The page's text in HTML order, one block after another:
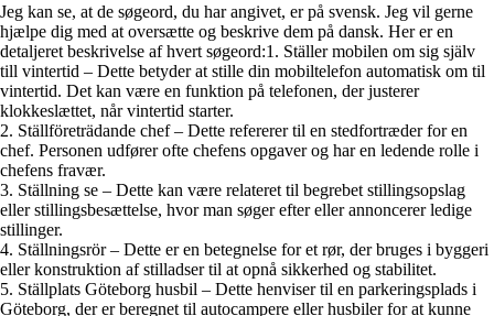
Jeg kan se, at de søgeord, du har angivet, er på svensk. Jeg vil gerne
hjælpe dig med at oversætte og beskrive dem på dansk. Her er en
detaljeret beskrivelse af hvert søgeord:1. Ställer mobilen om sig själv
till vintertid – Dette betyder at stille din mobiltelefon automatisk om til
vintertid. Det kan være en funktion på telefonen, der justerer
klokkeslættet, når vintertid starter.
2. Ställföreträdande chef – Dette refererer til en stedfortræder for en
chef. Personen udfører ofte chefens opgaver og har en ledende rolle i
chefens fravær.
3. Ställning se – Dette kan være relateret til begrebet stillingsopslag
eller stillingsbesættelse, hvor man søger efter eller annoncerer ledige
stillinger.
4. Ställningsrör – Dette er en betegnelse for et rør, der bruges i byggeri
eller konstruktion af stilladser til at opnå sikkerhed og stabilitet.
5. Ställplats Göteborg husbil – Dette henviser til en parkeringsplads i
Göteborg, der er beregnet til autocampere eller husbiler for at kunne